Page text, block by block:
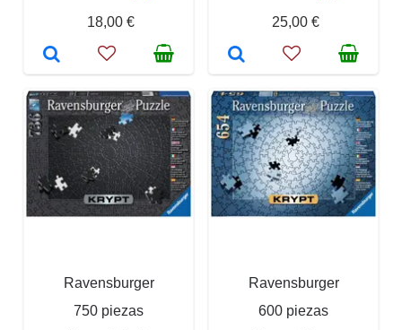
18,00 €
25,00 €
Ravensburger
750 piezas
Ravensburger
600 piezas